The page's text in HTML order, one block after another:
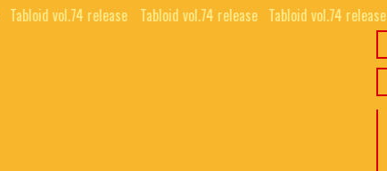
Tabloid vol.74 release⠀ Tabloid vol.74 release⠀ Tabloid vol.74 release⠀